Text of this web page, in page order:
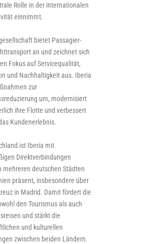
Rolle in der internationalen
einnimmt.
bietet Passagier-
an und zeichnet sich
Fokus auf Servicequalität,
und Nachhaltigkeit aus. Iberia
zur
um, modernisiert
ihre Flotte und verbessert
Kundenerlebnis.
ist Iberia mit
Direktverbindungen
mehreren deutschen Städten
präsent, insbesondere über
in Madrid. Damit fördert die
den Tourismus als auch
und stärkt die
und kulturellen
zwischen beiden Ländern.